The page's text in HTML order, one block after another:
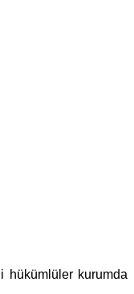
hükümlüler kurumda